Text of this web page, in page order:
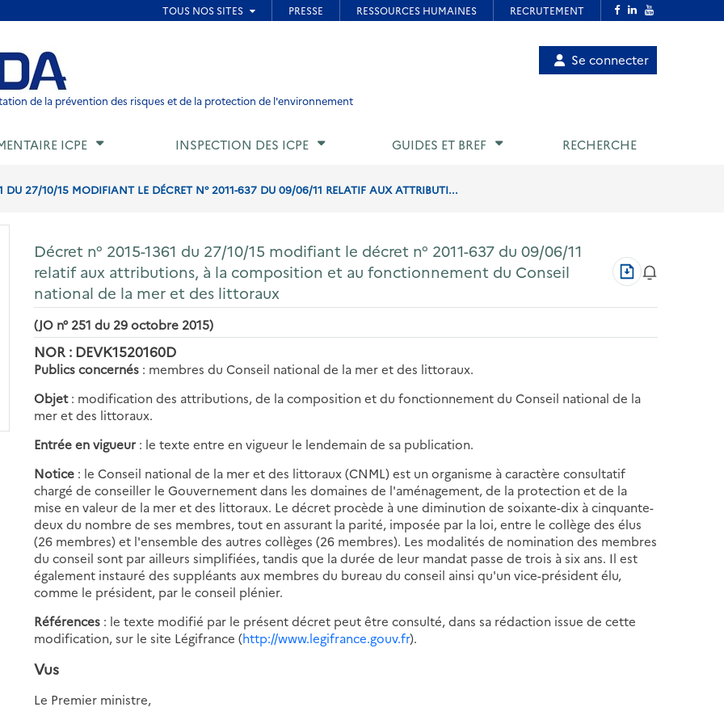
de page
de la prévention des risques et de la protection de l'environnement
Menu
utilisateur
Se connecter
ICPE INSPECTION DES ICPE GUIDES ET BREF RECHERCHE
DU 27/10/15 MODIFIANT LE DÉCRET N° 2011-637 DU 09/06/11 RELATIF AUX ATTRIBUTI...
Décret n° 2015-1361 du 27/10/15 modifiant le décret n° 2011-637 du 09/06/11
relatif aux attributions, à la composition et au fonctionnement du Conseil
national de la mer et des littoraux
Télécharger
au
(JO n° 251 du 29 octobre 2015)
NOR : DEVK1520160D
Publics concernés : membres du Conseil national de la mer et des littoraux.
Objet: modification des attributions, de la composition et du fonctionnement du Conseil national de la
mer et des littoraux.
Entrée en vigueur : le texte entre en vigueur le lendemain de sa publication.
Notice : le Conseil national de la mer et des littoraux (CNML) est un organisme à caractère consultatif
chargé de conseiller le Gouvernement dans les domaines de l'aménagement, de la protection et de la
mise en valeur de la mer et des littoraux. Le décret procède à une diminution de soixante-dix à cinquante-
deux du nombre de ses membres, tout en assurant la parité, imposée par la loi, entre le collège des élus
(26 membres) et l'ensemble des autres collèges (26 membres). Les modalités de nomination des membres
du conseil sont par ailleurs simplifiées, tandis que la durée de leur mandat passe de trois à six ans. Il est
également instauré des suppléants aux membres du bureau du conseil ainsi qu'un vice-président élu,
comme le président, par le conseil plénier.
Références : le texte modifié par le présent décret peut être consulté, dans sa rédaction issue de cette
modification, sur le site Légifrance (http://www.legifrance.gouv.fr).
Vus
Le Premier ministre,